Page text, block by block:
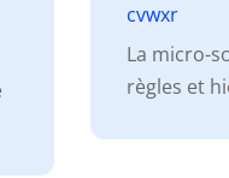
cvwxr
La micro-
règles et